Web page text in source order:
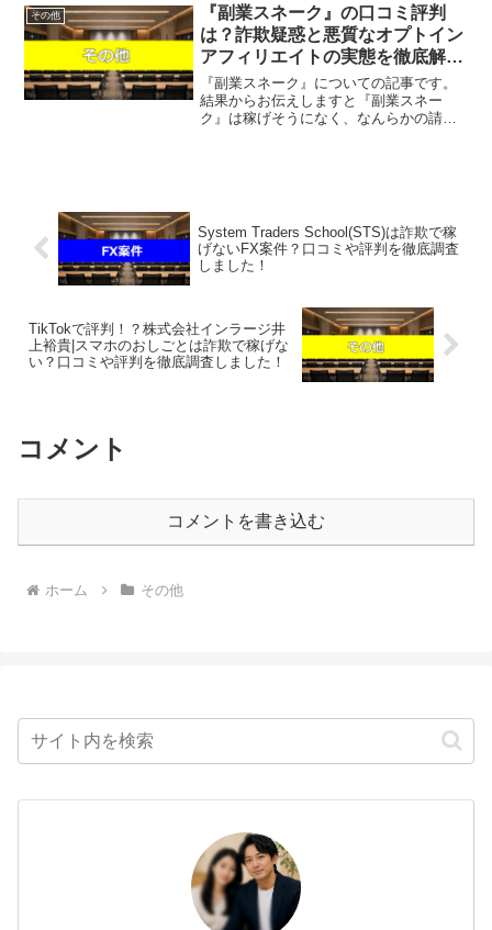
で稼ぐことはできない可能性が非常に高
いという...
その他
『副業スネーク』の口コミ評判
は？詐欺疑惑と悪質なオプトイン
アフィリエイトの実態を徹底解説
します！
『副業スネーク』についての記事です。
結果からお伝えしますと『副業スネー
ク』は稼げそうになく、なんらかの請求
System Traders School(STS)は詐欺で稼
げないFX案件？口コミや評判を徹底調査
しました！
TikTokで評判！？株式会社インラージ井
上裕貴|スマホのおしごとは詐欺で稼げな
い？口コミや評判を徹底調査しました！
コメント
コメントを書き込む
ホーム その他